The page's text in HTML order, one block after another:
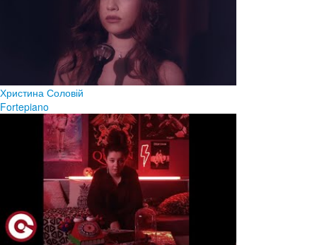
Христина Соловій
Fortepiano